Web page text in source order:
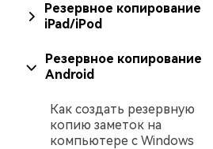
Резервное копирование
iPad/iPod
Резервное копирование
Android
Как создать резервную
копию заметок на
компьютере с Windows